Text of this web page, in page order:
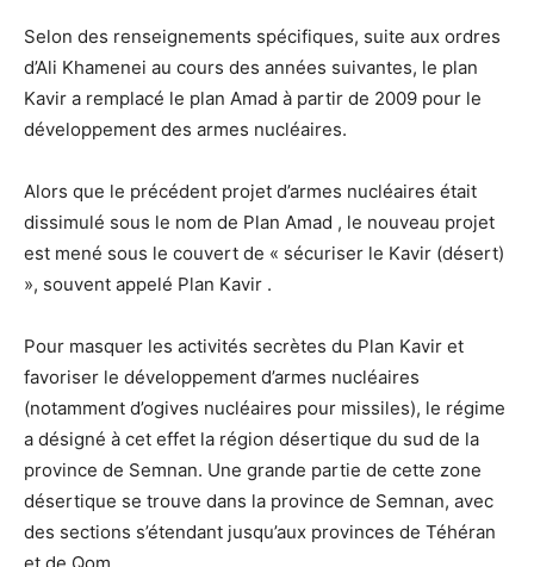
Selon des renseignements spécifiques, suite aux ordres
d’Ali Khamenei au cours des années suivantes, le plan
Kavir a remplacé le plan Amad à partir de 2009 pour le
développement des armes nucléaires.
Alors que le précédent projet d’armes nucléaires était
dissimulé sous le nom de Plan Amad , le nouveau projet
est mené sous le couvert de « sécuriser le Kavir (désert)
», souvent appelé Plan Kavir .
Pour masquer les activités secrètes du Plan Kavir et
favoriser le développement d’armes nucléaires
(notamment d’ogives nucléaires pour missiles), le régime
a désigné à cet effet la région désertique du sud de la
province de Semnan. Une grande partie de cette zone
désertique se trouve dans la province de Semnan, avec
des sections s’étendant jusqu’aux provinces de Téhéran